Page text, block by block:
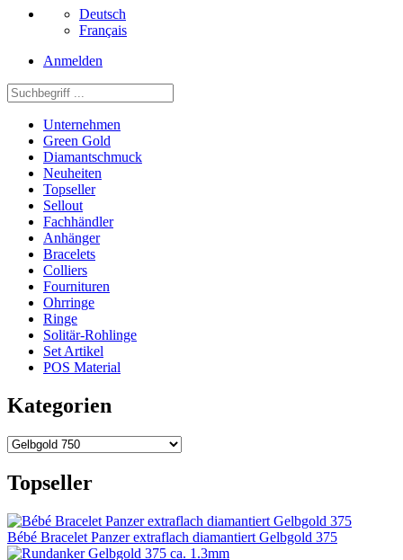
Deutsch
Français
Anmelden
Unternehmen
Green Gold
Diamantschmuck
Neuheiten
Topseller
Sellout
Fachhändler
Anhänger
Bracelets
Colliers
Fournituren
Ohrringe
Ringe
Solitär-Rohlinge
Set Artikel
POS Material
Kategorien
Topseller
Bébé Bracelet Panzer extraflach diamantiert Gelbgold 375